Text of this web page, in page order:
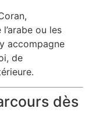
ou les
accompagne
de
dès